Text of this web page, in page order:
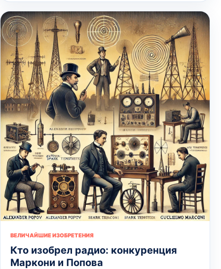
ВЕЛИЧАЙШИЕ ИЗОБРЕТЕНИЯ
Кто изобрел радио: конкуренция
Маркони и Попова